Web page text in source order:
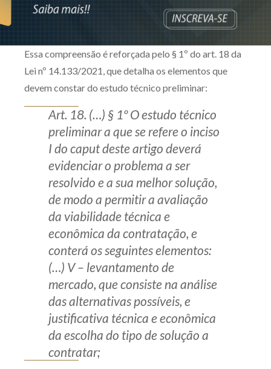
Essa compreensão é reforçada pelo § 1º do art. 18 da
Lei nº 14.133/2021, que detalha os elementos que
devem constar do estudo técnico preliminar:
Art. 18. (…) § 1º O estudo técnico
preliminar a que se refere o inciso
I do caput deste artigo deverá
evidenciar o problema a ser
resolvido e a sua melhor solução,
de modo a permitir a avaliação
da viabilidade técnica e
econômica da contratação, e
conterá os seguintes elementos:
(…) V – levantamento de
mercado, que consiste na análise
das alternativas possíveis, e
justificativa técnica e econômica
da escolha do tipo de solução a
contratar;